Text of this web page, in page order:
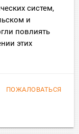
систем,
и
повлиять
этих
ПОЖАЛОВАТЬСЯ